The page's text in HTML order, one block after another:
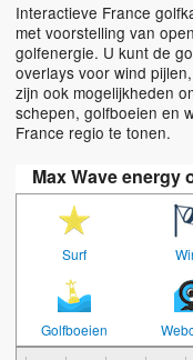
Interactieve France
met voorstelling van
golfenergie. U kunt de
overlays voor wind
zijn ook mogelijkheden
schepen, golfboeien en
France regio te tonen.
Max Wave energy
Surf
Golfboeien